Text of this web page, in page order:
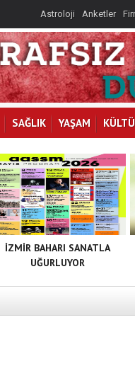
Astroloji Anketler
SAĞLIK YAŞAM
İZMİR BAHARI SANATLA
UĞURLUYOR